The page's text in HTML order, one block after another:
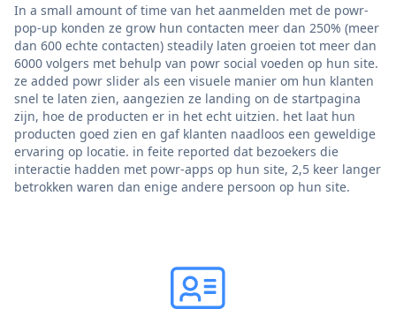
In a small amount of time van het aanmelden met de powr-
pop-up konden ze grow hun contacten meer dan 250% (meer
dan 600 echte contacten) steadily laten groeien tot meer dan
6000 volgers met behulp van powr social voeden op hun site.
ze added powr slider als een visuele manier om hun klanten
snel te laten zien, aangezien ze landing on de startpagina
zijn, hoe de producten er in het echt uitzien. het laat hun
producten goed zien en gaf klanten naadloos een geweldige
ervaring op locatie. in feite reported dat bezoekers die
interactie hadden met powr-apps op hun site, 2,5 keer langer
betrokken waren dan enige andere persoon op hun site.